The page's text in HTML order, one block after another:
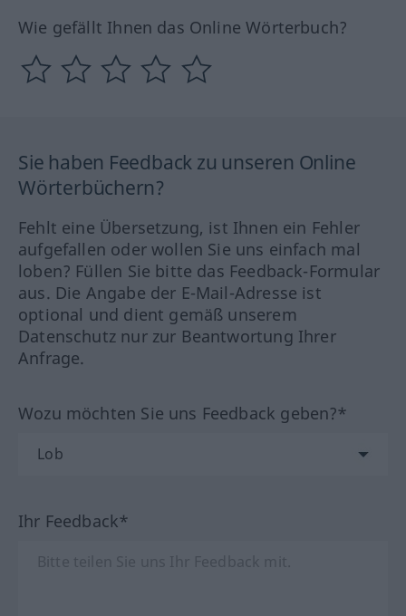
Wie gefällt Ihnen das Online Wörterbuch?
Sie haben Feedback zu unseren Online
Wörterbüchern?
Fehlt eine Übersetzung, ist Ihnen ein Fehler
aufgefallen oder wollen Sie uns einfach mal
loben? Füllen Sie bitte das Feedback-Formular
aus. Die Angabe der E-Mail-Adresse ist
optional und dient gemäß unserem
Datenschutz nur zur Beantwortung Ihrer
Anfrage.
Wozu möchten Sie uns Feedback geben?*
Ihr Feedback*